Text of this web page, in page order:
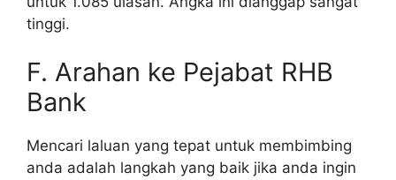
tinggi.
F. Arahan ke Pejabat RHB
Bank
Mencari laluan yang tepat untuk membimbing
anda adalah langkah yang baik jika anda ingin